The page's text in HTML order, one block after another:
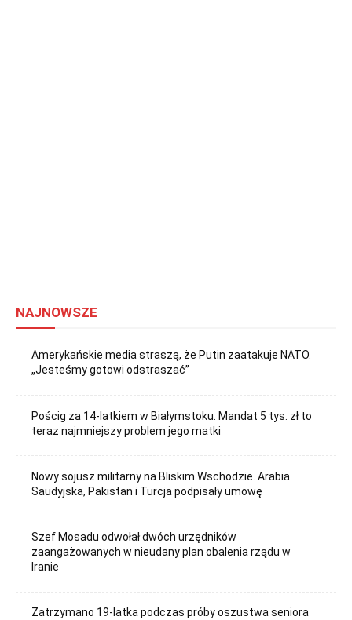
NAJNOWSZE
Amerykańskie media straszą, że Putin zaatakuje NATO.
„Jesteśmy gotowi odstraszać”
Pościg za 14-latkiem w Białymstoku. Mandat 5 tys. zł to
teraz najmniejszy problem jego matki
Nowy sojusz militarny na Bliskim Wschodzie. Arabia
Saudyjska, Pakistan i Turcja podpisały umowę
Szef Mosadu odwołał dwóch urzędników
zaangażowanych w nieudany plan obalenia rządu w
Iranie
Zatrzymano 19-latka podczas próby oszustwa seniora